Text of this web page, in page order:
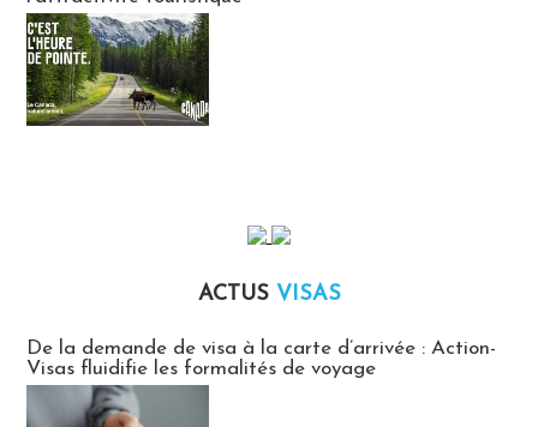
ACTUS VISAS
De la demande de visa à la carte d’arrivée : Action-
Visas fluidifie les formalités de voyage